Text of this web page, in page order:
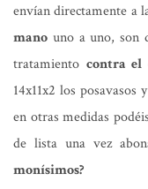
envían directamente a
mano uno a uno, son
tratamiento contra el
14x11x2 los
en otras medidas
de lista una vez
monísimos?